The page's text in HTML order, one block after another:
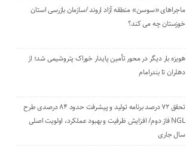
ماجراهای «سوسن» منطقه آزاد اروند /سازمان بازرسی استان
خوزستان چه می کند؟
هویزه بار دیگر در محور تأمین پایدار خوراک پتروشیمی شد؛ از
دهلران تا بندرامام
تحقق ۷۲ درصد برنامه تولید و پیشرفت حدود ۸۴ درصدی طرح
NGL فاز دوم/ افزایش ظرفیت و بهبود عملکرد، اولویت اصلی
سال جاری